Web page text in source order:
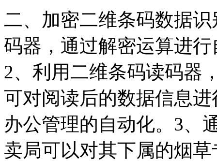
二、加密二维条码数据
码器，通过解密运算进
2、利用二维条码读码器
可对阅读后的数据信息
办公管理的自动化。3、
卖局可以对其下属的烟